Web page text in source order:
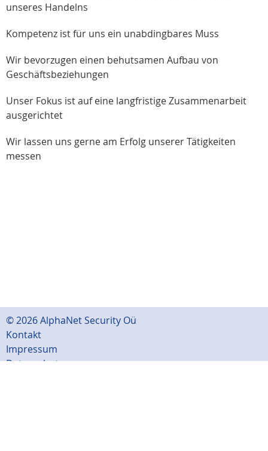
unseres Handelns
Kompetenz ist für uns ein unabdingbares Muss
Wir bevorzugen einen behutsamen Aufbau von
Geschäftsbeziehungen
Unser Fokus ist auf eine langfristige Zusammenarbeit
ausgerichtet
Wir lassen uns gerne am Erfolg unserer Tätigkeiten
messen
© 2026 AlphaNet Security Oü
Kontakt
Impressum
Datenschutz